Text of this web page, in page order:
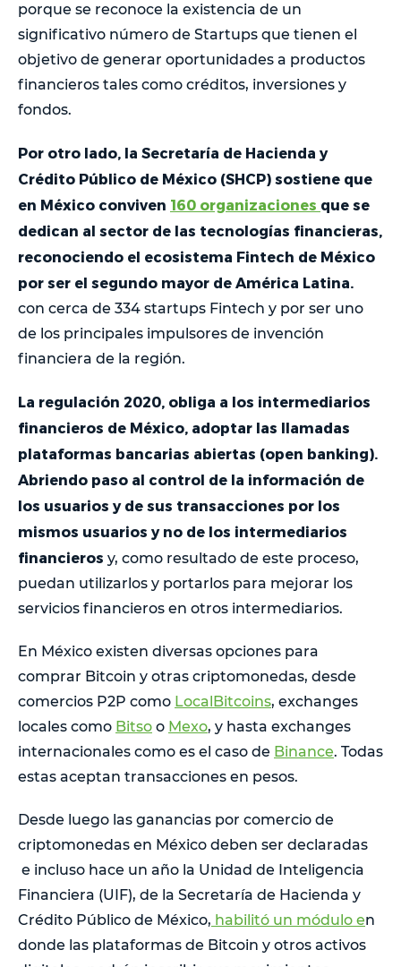
porque se reconoce la existencia de un
significativo número de Startups que tienen el
objetivo de generar oportunidades a productos
financieros tales como créditos, inversiones y
fondos.
Por otro lado, la Secretaría de Hacienda y
Crédito Público de México (SHCP) sostiene que
en México conviven 160 organizaciones que se
dedican al sector de las tecnologías financieras,
reconociendo el ecosistema Fintech de México
por ser el segundo mayor de América Latina.
con cerca de 334 startups Fintech y por ser uno
de los principales impulsores de invención
financiera de la región.
La regulación 2020, obliga a los intermediarios
financieros de México, adoptar las llamadas
plataformas bancarias abiertas (open banking).
Abriendo paso al control de la información de
los usuarios y de sus transacciones por los
mismos usuarios y no de los intermediarios
financieros y, como resultado de este proceso,
puedan utilizarlos y portarlos para mejorar los
servicios financieros en otros intermediarios.
En México existen diversas opciones para
comprar Bitcoin y otras criptomonedas, desde
comercios P2P como LocalBitcoins, exchanges
locales como Bitso o Mexo, y hasta exchanges
internacionales como es el caso de Binance. Todas
estas aceptan transacciones en pesos.
Desde luego las ganancias por comercio de
criptomonedas en México deben ser declaradas
e incluso hace un año la Unidad de Inteligencia
Financiera (UIF), de la Secretaría de Hacienda y
Crédito Público de México, habilitó un módulo en
donde las plataformas de Bitcoin y otros activos